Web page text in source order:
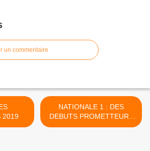
un commentaire
2019
NATIONALE 1 : DES
DEBUTS PROMETTEURS
>